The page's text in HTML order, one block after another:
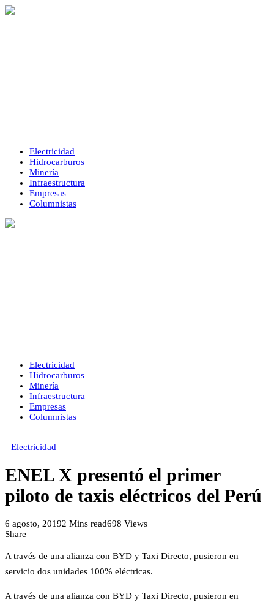
Electricidad
Hidrocarburos
Minería
Infraestructura
Empresas
Columnistas
Electricidad
Hidrocarburos
Minería
Infraestructura
Empresas
Columnistas
Electricidad
ENEL X presentó el primer
piloto de taxis eléctricos del Perú
6 agosto, 20192 Mins read698 Views
Share
A través de una alianza con BYD y Taxi Directo, pusieron en
servicio dos unidades 100% eléctricas.
A través de una alianza con BYD y Taxi Directo, pusieron en